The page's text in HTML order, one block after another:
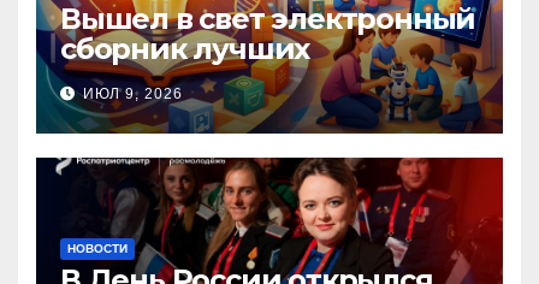
Вышел в свет электронный
сборник лучших
инновационных практик
педагогов дошкольного
образования!
ИЮЛ 9, 2026
НОВОСТИ